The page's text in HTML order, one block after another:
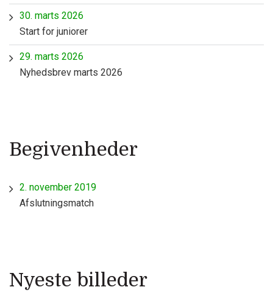
30. marts 2026
Start for juniorer
29. marts 2026
Nyhedsbrev marts 2026
Begivenheder
2. november 2019
Afslutningsmatch
Nyeste billeder